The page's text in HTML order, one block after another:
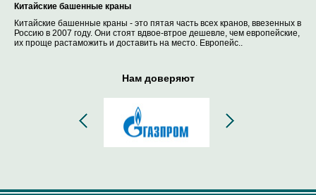
Китайские башенные краны
Китайские башенные краны - это пятая часть всех кранов, ввезенных в
Россию в 2007 году. Они стоят вдвое-втрое дешевле, чем европейские,
их проще растаможить и доставить на место. Европейс..
Нам доверяют